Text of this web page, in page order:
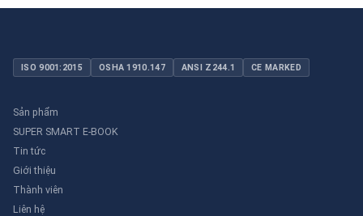
ISO 9001:2015 OSHA 1910.147 ANSI Z244.1 CE MARKED
Sản phẩm
SUPER SMART E-BOOK
Tin tức
Giới thiệu
Thành viên
Liên hệ